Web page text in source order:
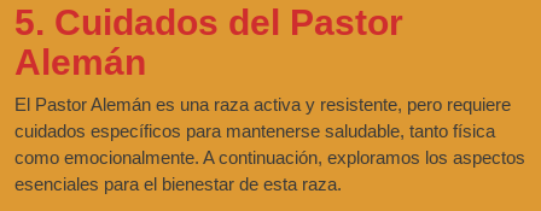
5. Cuidados del Pastor
Alemán
El Pastor Alemán es una raza activa y resistente, pero requiere
cuidados específicos para mantenerse saludable, tanto física
como emocionalmente. A continuación, exploramos los aspectos
esenciales para el bienestar de esta raza.